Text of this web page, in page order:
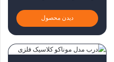
دیدن محصول